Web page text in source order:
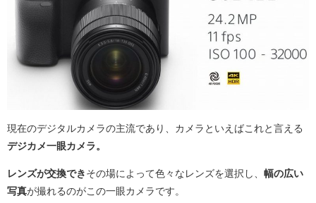
現在のデジタルカメラの主流であり、カメラといえばこれと言える
デジカメ一眼カメラ。
レンズが交換でき その場によって色々なレンズを選択し、 幅の広い
写真が撮れるのがこの一眼カメラです。